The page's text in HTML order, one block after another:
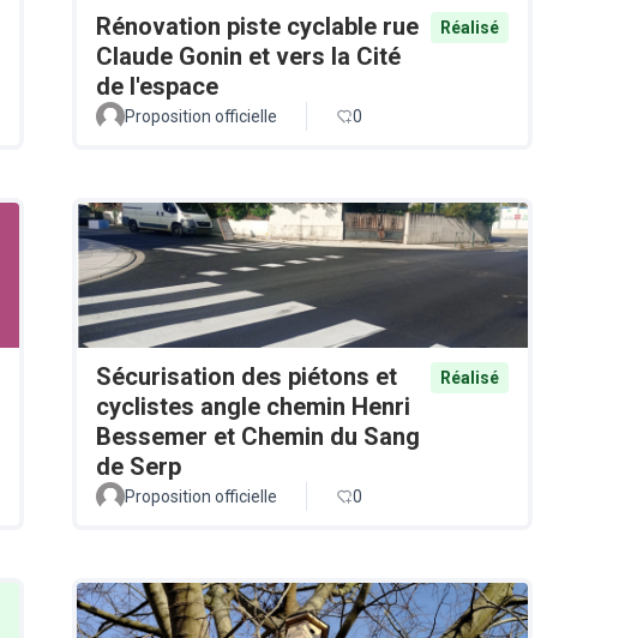
Rénovation piste cyclable rue
Claude Gonin et vers la Cité
de l'espace
Réalisé
Proposition officielle 0
Sécurisation des piétons et
cyclistes angle chemin Henri
Bessemer et Chemin du Sang
de Serp
Réalisé
Proposition officielle 0